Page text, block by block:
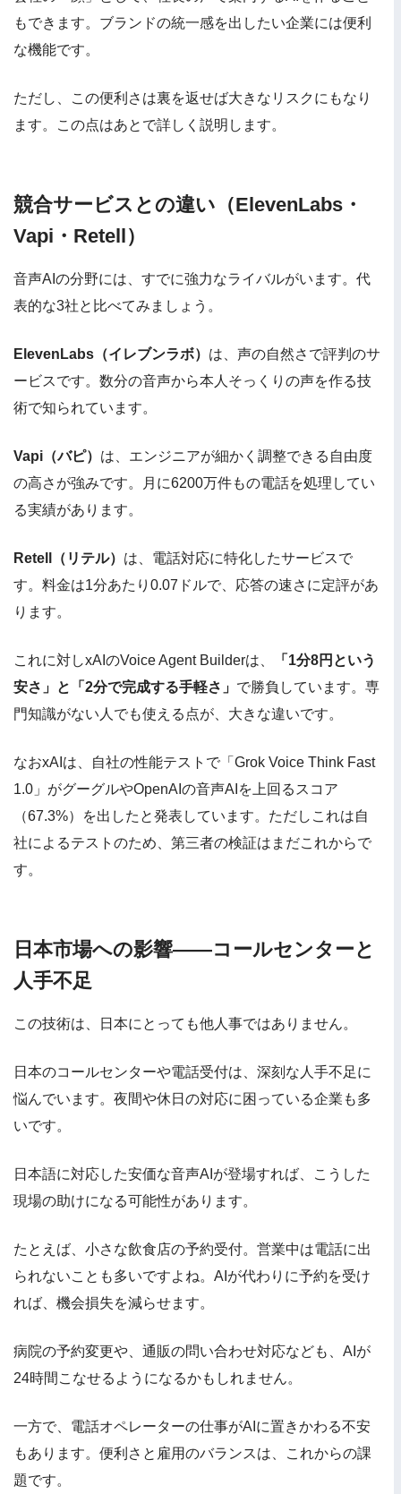
もできます。ブランドの統一感を出したい企業には便利
な機能です。
ただし、この便利さは裏を返せば大きなリスクにもなり
ます。この点はあとで詳しく説明します。
競合サービスとの違い（ElevenLabs・
Vapi・Retell）
音声AIの分野には、すでに強力なライバルがいます。代
表的な3社と比べてみましょう。
ElevenLabs（イレブンラボ） は、声の自然さで評判のサ
ービスです。数分の音声から本人そっくりの声を作る技
術で知られています。
Vapi（バピ） は、エンジニアが細かく調整できる自由度
の高さが強みです。月に6200万件もの電話を処理してい
る実績があります。
Retell（リテル） は、電話対応に特化したサービスで
す。料金は1分あたり0.07ドルで、応答の速さに定評があ
ります。
これに対しxAIのVoice Agent Builderは、
「1分8円という
安さ」と「2分で完成する手軽さ」 で勝負しています。専
門知識がない人でも使える点が、大きな違いです。
なおxAIは、自社の性能テストで「Grok Voice Think Fast
1.0」がグーグルやOpenAIの音声AIを上回るスコア
（67.3%）を出したと発表しています。ただしこれは自
社によるテストのため、第三者の検証はまだこれからで
す。
日本市場への影響——コールセンターと
人手不足
この技術は、日本にとっても他人事ではありません。
日本のコールセンターや電話受付は、深刻な人手不足に
悩んでいます。夜間や休日の対応に困っている企業も多
いです。
日本語に対応した安価な音声AIが登場すれば、こうした
現場の助けになる可能性があります。
たとえば、小さな飲食店の予約受付。営業中は電話に出
られないことも多いですよね。AIが代わりに予約を受け
れば、機会損失を減らせます。
病院の予約変更や、通販の問い合わせ対応なども、AIが
24時間こなせるようになるかもしれません。
一方で、電話オペレーターの仕事がAIに置きかわる不安
もあります。便利さと雇用のバランスは、これからの課
題です。